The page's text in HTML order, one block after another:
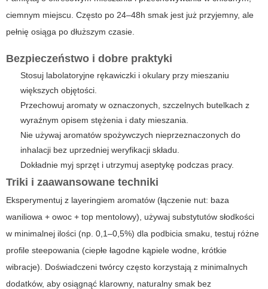
ciemnym miejscu. Często po 24–48h smak jest już przyjemny, ale
pełnię osiąga po dłuższym czasie.
Bezpieczeństwo i dobre praktyki
Stosuj labolatoryjne rękawiczki i okulary przy mieszaniu
większych objętości.
Przechowuj aromaty w oznaczonych, szczelnych butelkach z
wyraźnym opisem stężenia i daty mieszania.
Nie używaj aromatów spożywczych nieprzeznaczonych do
inhalacji bez uprzedniej weryfikacji składu.
Dokładnie myj sprzęt i utrzymuj aseptykę podczas pracy.
Triki i zaawansowane techniki
Eksperymentuj z layeringiem aromatów (łączenie nut: baza
waniliowa + owoc + top mentolowy), używaj substytutów słodkości
w minimalnej ilości (np. 0,1–0,5%) dla podbicia smaku, testuj różne
profile steepowania (ciepłe łagodne kąpiele wodne, krótkie
wibracje). Doświadczeni twórcy często korzystają z minimalnych
dodatków, aby osiągnąć klarowny, naturalny smak bez